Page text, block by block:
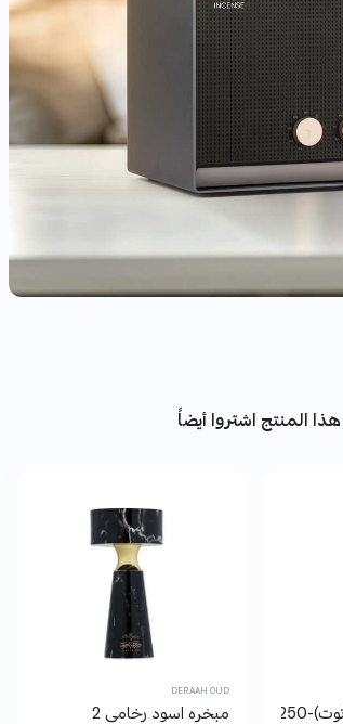
المنتج اشتروا أيضاً
مل
DERAAH OUD
مبخره اسود رخامى 2